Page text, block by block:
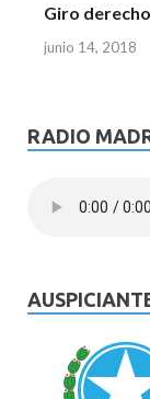
Giro
junio 14, 2018
RADIO